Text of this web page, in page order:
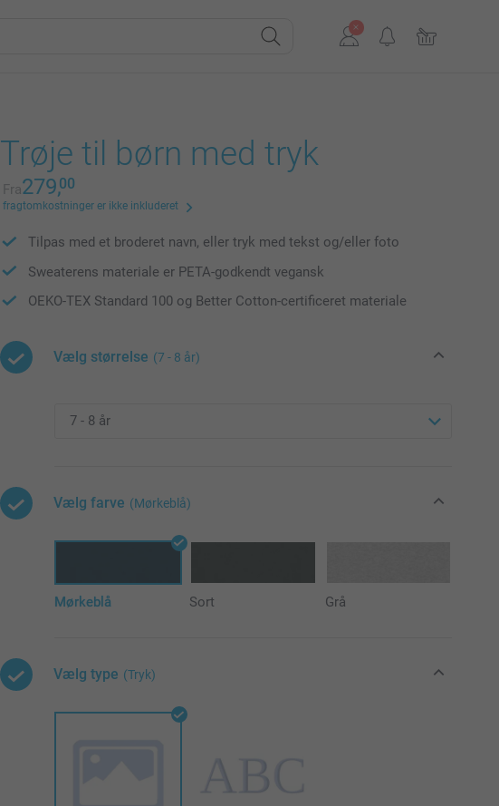
Trøje til børn med tryk
Fra279,00
fragtomkostninger er ikke inkluderet
Tilpas med et broderet navn, eller tryk med tekst og/eller foto
Sweaterens materiale er PETA-godkendt vegansk
OEKO-TEX Standard 100 og Better Cotton-certificeret materiale
Vælg størrelse (7 - 8 år)
Vælg farve (Mørkeblå)
Mørkeblå Sort Grå
Vælg type (Tryk)